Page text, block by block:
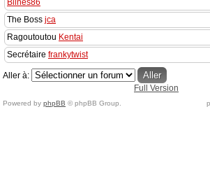
Bilnes86
The Boss jca
Ragoutoutou Kentai
Secrétaire frankytwist
Aller à:
Full Version
Powered by phpBB © phpBB Group.